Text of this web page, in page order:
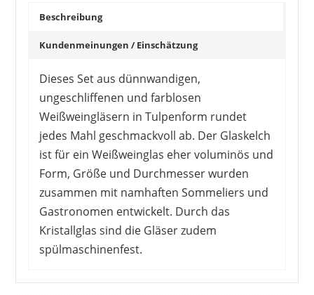
Beschreibung
Kundenmeinungen / Einschätzung
Dieses Set aus dünnwandigen,
ungeschliffenen und farblosen
Weißweingläsern in Tulpenform rundet
jedes Mahl geschmackvoll ab. Der Glaskelch
ist für ein Weißweinglas eher voluminös und
Form, Größe und Durchmesser wurden
zusammen mit namhaften Sommeliers und
Gastronomen entwickelt. Durch das
Kristallglas sind die Gläser zudem
spülmaschinenfest.
Kunden gefällt vor allen die edle Optik der